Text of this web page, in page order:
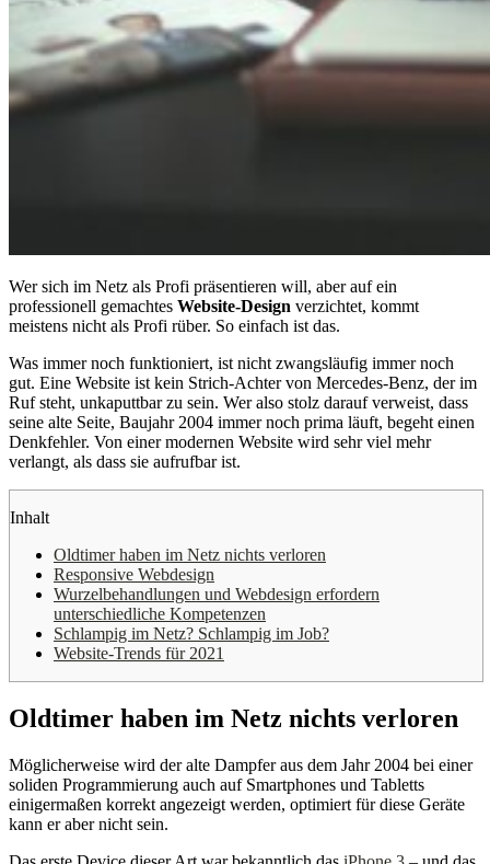
Wer sich im Netz als Profi präsentieren will, aber auf ein
professionell gemachtes Website-Design verzichtet, kommt
meistens nicht als Profi rüber. So einfach ist das.
Was immer noch funktioniert, ist nicht zwangsläufig immer noch
gut. Eine Website ist kein Strich-Achter von Mercedes-Benz, der im
Ruf steht, unkaputtbar zu sein. Wer also stolz darauf verweist, dass
seine alte Seite, Baujahr 2004 immer noch prima läuft, begeht einen
Denkfehler. Von einer modernen Website wird sehr viel mehr
verlangt, als dass sie aufrufbar ist.
Inhalt
Oldtimer haben im Netz nichts verloren
Responsive Webdesign
Wurzelbehandlungen und Webdesign erfordern
unterschiedliche Kompetenzen
Schlampig im Netz? Schlampig im Job?
Website-Trends für 2021
Oldtimer haben im Netz nichts verloren
Möglicherweise wird der alte Dampfer aus dem Jahr 2004 bei einer
soliden Programmierung auch auf Smartphones und Tabletts
einigermaßen korrekt angezeigt werden, optimiert für diese Geräte
kann er aber nicht sein.